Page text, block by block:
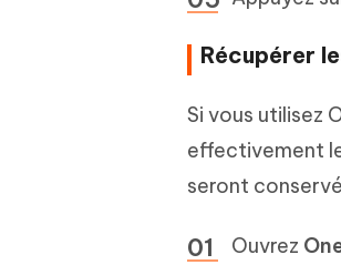
Récupérer
Si vous utilisez
effectivement
seront
Ouvrez